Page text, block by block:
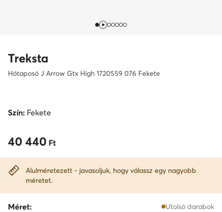
Treksta
Hótaposó J Arrow Gtx High 1720559 076 Fekete
Szín: Fekete
40 440 Ft
40 440 Ft
Alulméretezett - javasoljuk, hogy válassz egy nagyobb
méretet.
Méret: Utolsó darabok